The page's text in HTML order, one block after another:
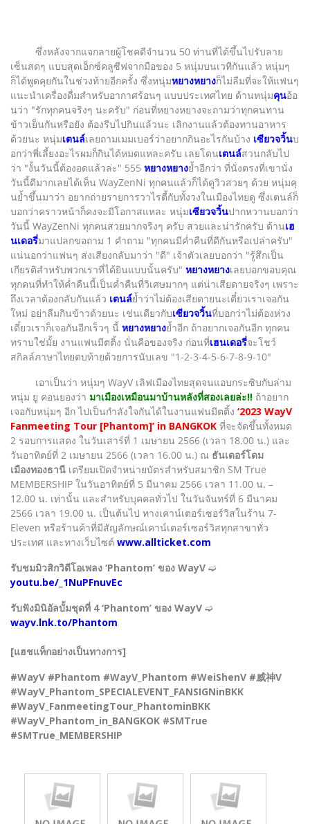
ซึ่งหลังจากแจกลายผู้โชคดีจำนวน 50 ท่านที่ได้ขึ้นไปรับลาย
เซ็นสดๆ แบบสุดเอ็กซ์คลูซีฟจากมือของ 5 หนุ่มบนเวทีกันแล้ว หนุ่มๆ
ก็ได้พูดคุยกันในช่วงท้ายอีกครั้ง ซึ่งหนุ่มหยางหยางก็ไม่ลืมที่จะให้แฟนๆ
แนะนำเครื่องดื่มสำหรับอากาศร้อนๆ แบบประเทศไทย ด้านหนุ่มคุนอ้อ
นว่า "รักทุกคนจริงๆ นะครับ" ก่อนที่หยางหยางจะถามว่าทุกคนทาน
ข้าวเย็นกันหรือยัง ต้องรีบไปกินแล้วนะ เลิกงานแล้วต้องทานอาหาร
ด้วยนะ หนุ่มเตนล์เลยถามเมมเบอร์ว่าอยากกินอะไรกันบ้าง เซียวจวิ้นบ
อกว่าพี่เลี้ยงอะไรผมก็กินได้หมดแหละครับ เลยโดนเตนล์สวนกลับไป
ว่า "งั้นวันนี้ต้องอดแล้วล่ะ" 555 หยางหยางย้ำอีกว่า ที่นั่งตรงที่เขานั่ง
วันนี้ดีมากเลยได้เห็น WayZenNi ทุกคนแล้วก็ได้ดูวิวสวยๆ ด้วย หนุ่มคุ
นย้ำขึ้นมาว่า อยากถ่ายรายการวาไรตี้กับทั้งวงในเมืองไทยดู ซึ่งเตนล์ก็
บอกว่าคราวหน้าก็คงจะมีโอกาสแหละ หนุ่มเซียวจวิ้นปากหวานบอกว่า
วันนี้ WayZenNi ทุกคนสวยมากจริงๆ ครับ สวยและน่ารักครับ ด้านเฮ
นเดอรี่มาแปลกขอถาม 1 คำถาม "ทุกคนมีค่ำคืนที่ดีกันหรือเปล่าครับ"
แน่นอกว่าแฟนๆ ส่งเสียงกลับมาว่า "ดี" เจ้าตัวเลยบอกว่า "รู้สึกเป็น
เกียรติสำหรับพวกเราที่ได้ยินแบบนั้นครับ" หยางหยางเลยบอกขอบคุณ
ทุกคนที่ทำให้ค่ำคืนนี้เป็นค่ำคืนที่วิเศษมากๆ แต่น่าเสียดายจริงๆ เพราะ
ถึงเวลาต้องกลับกันแล้ว เตนล์ย้ำว่าไม่ต้องเสียดายนะเดี๋ยวเราเจอกัน
ใหม่ อย่าลืมกินข้าวด้วยนะ เช่นเดียวกับเซียวจวิ้นที่บอกว่าไม่ต้องห่วง
เดี๋ยวเราก็เจอกันอีกเร็วๆ นี้ หยางหยางย้ำอีก ถ้าอยากเจอกันอีก ทุกคน
ทราบใช่มั้ย งานแฟนมีตติ้ง นั่นคือของจริง ก่อนที่เฮนเดอรี่จะโชว์
สกิลล์ภาษาไทยตบท้ายด้วยการนับเลข "1-2-3-4-5-6-7-8-9-10"
เอาเป็นว่า หนุ่มๆ WayV เลิฟเมืองไทยสุดจนแอบกระซิบกับล่าม
หนุ่ม ยู คอนยองว่า มาเมืองเหมือนมาบ้านหลังที่สองเลยล่ะ!! ถ้าอยาก
เจอกับหนุ่มๆ อีก ไปเป็นกำลังใจกันได้ในงานแฟนมีตติ้ง ‘2023 WayV
Fanmeeting Tour [Phantom]’ in BANGKOK ที่จะจัดขึ้นทั้งหมด
2 รอบการแสดง ในวันเสาร์ที่ 1 เมษายน 2566 (เวลา 18.00 น.) และ
วันอาทิตย์ที่ 2 เมษายน 2566 (เวลา 16.00 น.) ณ ธันเดอร์โดม
เมืองทองธานี เตรียมเปิดจำหน่ายบัตรสำหรับสมาชิก SM True
MEMBERSHIP ในวันอาทิตย์ที่ 5 มีนาคม 2566 เวลา 11.00 น. –
12.00 น. เท่านั้น และสำหรับบุคคลทั่วไป ในวันจันทร์ที่ 6 มีนาคม
2566 เวลา 19.00 น. เป็นต้นไป ทางเคาน์เตอร์เซอร์วิสในร้าน 7-
Eleven หรือร้านค้าที่มีสัญลักษณ์เคาน์เตอร์เซอร์วิสทุกสาขาทั่ว
ประเทศ และทางเว็บไซต์ www.allticket.com
รับชมมิวสิกวิดีโอเพลง ‘Phantom’ ของ WayV ➫
youtu.be/_1NuPFnuvEc
รับฟังมินิอัลบั้มชุดที่ 4 ‘Phantom’ ของ WayV ➫
wayv.lnk.to/Phantom
[แฮชแท็กอย่างเป็นทางการ]
#WayV #Phantom #WayV_Phantom #WeiShenV #威神V
#WayV_Phantom_SPECIALEVENT_FANSIGNinBKK
#WayV_FanmeetingTour_PhantominBKK
#WayV_Phantom_in_BANGKOK #SMTrue
#SMTrue_MEMBERSHIP